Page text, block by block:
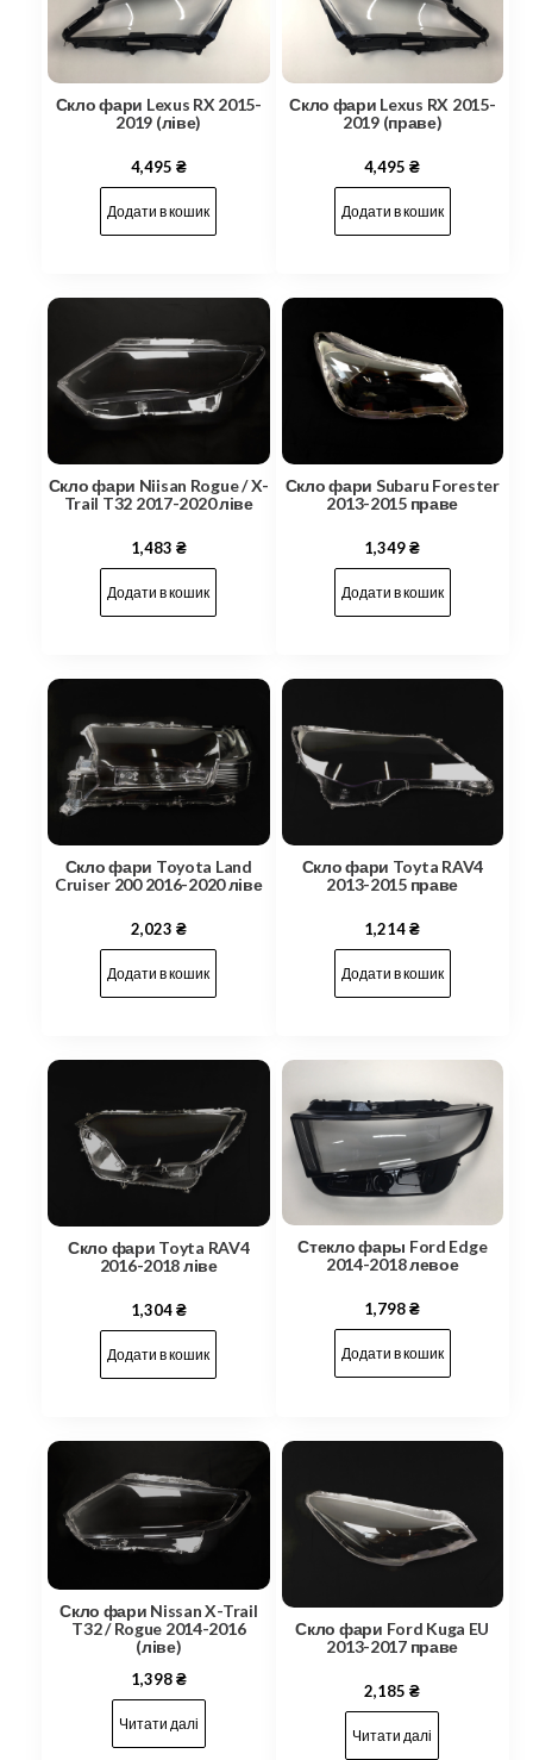
Скло фари Lexus RX 2015-
2019 (ліве)
4,495 ₴
Додати в кошик
Скло фари Lexus RX 2015-
2019 (праве)
4,495₴
Додати в кошик
Скло фари Niisan Rogue / X-
Trail T32 2017-2020 ліве
1,483 ₴
Додати в кошик
Скло фари Subaru Forester
2013-2015 праве
1,349₴
Додати в кошик
Скло фари Toyota Land
Cruiser 200 2016-2020 ліве
2,023 ₴
Додати в кошик
Скло фари Toyta RAV4
2013-2015 праве
1,214₴
Додати в кошик
Скло фари Toyta RAV4
2016-2018 ліве
1,304₴
Додати в кошик
Стекло фары Ford Edge
2014-2018 левое
1,798₴
Додати в кошик
Скло фари Nissan X-Trail
T32 / Rogue 2014-2016
(ліве)
1,398₴
Читати далі
Скло фари Ford Kuga EU
2013-2017 праве
2,185₴
Читати далі